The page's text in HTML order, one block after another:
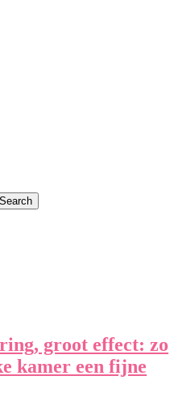
Search
groot effect: zo
kamer een fijne